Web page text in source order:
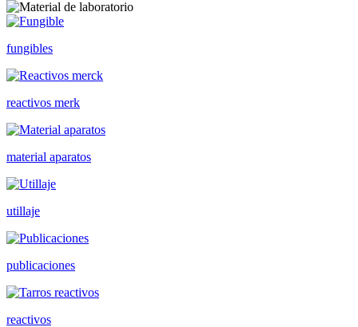
fungibles
reactivos merk
material aparatos
utillaje
publicaciones
reactivos